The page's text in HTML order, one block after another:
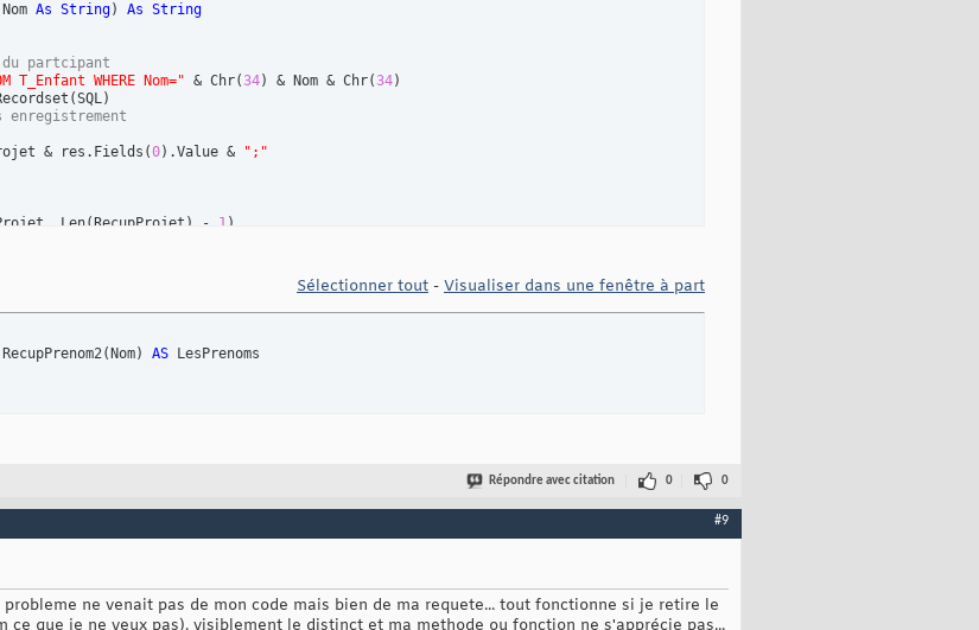
Nom As String) As String
partcipant
T_Enfant WHERE Nom=" & Chr(34) & Nom & Chr(34)
(SQL)
& res.Fields
(0) .Value &
";"
Len(RecupProjet ) - 1 )
Sélectionner tout - Visualiser dans une fenêtre à part
( Nom) AS
Répondre avec citation 0 0
#9
ne venait pas de mon code mais bien de ma requete... tout fonctionne si je retire le